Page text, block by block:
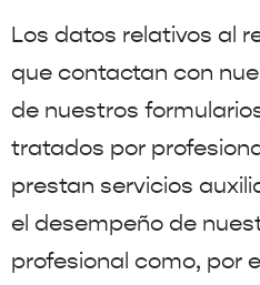
Los datos relativos al
que contactan con
de nuestros
tratados por
prestan servicios
el desempeño de
profesional como, por